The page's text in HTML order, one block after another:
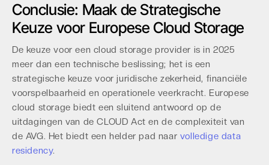
Conclusie: Maak de Strategische
Keuze voor Europese Cloud Storage
De keuze voor een cloud storage provider is in 2025
meer dan een technische beslissing; het is een
strategische keuze voor juridische zekerheid, financiële
voorspelbaarheid en operationele veerkracht. Europese
cloud storage biedt een sluitend antwoord op de
uitdagingen van de CLOUD Act en de complexiteit van
de AVG. Het biedt een helder pad naar volledige data
residency.